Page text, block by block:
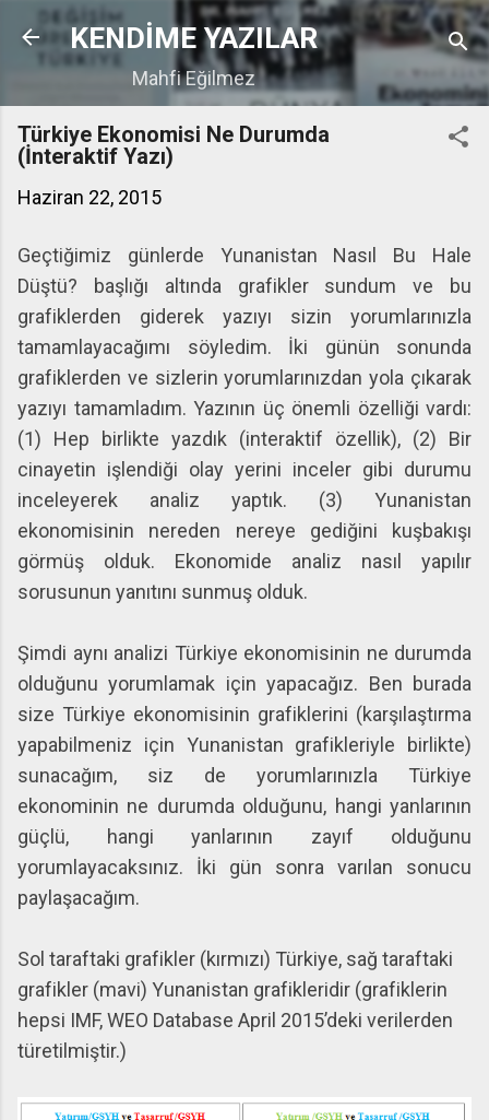
Ana içeriğe atla
KENDİME YAZILAR
Mahfi Eğilmez
Türkiye Ekonomisi Ne Durumda
(İnteraktif Yazı)
Haziran 22, 2015
Geçtiğimiz günlerde Yunanistan Nasıl Bu Hale
Düştü? başlığı altında grafikler sundum ve bu
grafiklerden giderek yazıyı sizin yorumlarınızla
tamamlayacağımı söyledim. İki günün sonunda
grafiklerden ve sizlerin yorumlarınızdan yola çıkarak
yazıyı tamamladım. Yazının üç önemli özelliği vardı:
(1) Hep birlikte yazdık (interaktif özellik), (2) Bir
cinayetin işlendiği olay yerini inceler gibi durumu
inceleyerek analiz yaptık. (3) Yunanistan
ekonomisinin nereden nereye gediğini kuşbakışı
görmüş olduk. Ekonomide analiz nasıl yapılır
sorusunun yanıtını sunmuş olduk.
Şimdi aynı analizi Türkiye ekonomisinin ne durumda
olduğunu yorumlamak için yapacağız. Ben burada
size Türkiye ekonomisinin grafiklerini (karşılaştırma
yapabilmeniz için Yunanistan grafikleriyle birlikte)
sunacağım, siz de yorumlarınızla Türkiye
ekonominin ne durumda olduğunu, hangi yanlarının
güçlü, hangi yanlarının zayıf olduğunu
yorumlayacaksınız. İki gün sonra varılan sonucu
paylaşacağım.
Sol taraftaki grafikler (kırmızı) Türkiye, sağ taraftaki
grafikler (mavi) Yunanistan grafikleridir (grafiklerin
hepsi IMF, WEO Database April 2015’deki verilerden
türetilmiştir.)